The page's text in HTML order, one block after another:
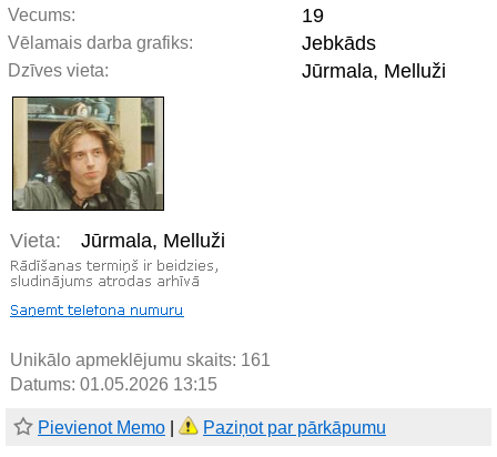
Vecums: 19
Vēlamais darba grafiks: Jebkāds
Dzīves vieta: Jūrmala, Melluži
Vieta: Jūrmala, Melluži
Unikālo apmeklējumu skaits: 161
Datums: 01.05.2026 13:15
Pievienot Memo Paziņot par pārkāpumu